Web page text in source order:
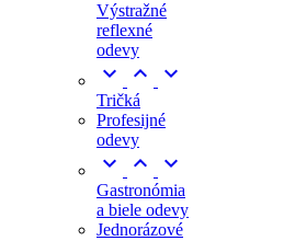
Výstražné
reflexné
odevy
  
Tričká
Profesijné
odevy
  
Gastronómia
a biele odevy
Jednorázové